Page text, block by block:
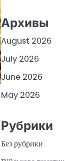
Архивы
August 2026
July 2026
June 2026
May 2026
Рубрики
Без рубрики